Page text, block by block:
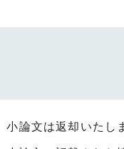
小論文は返却いたし